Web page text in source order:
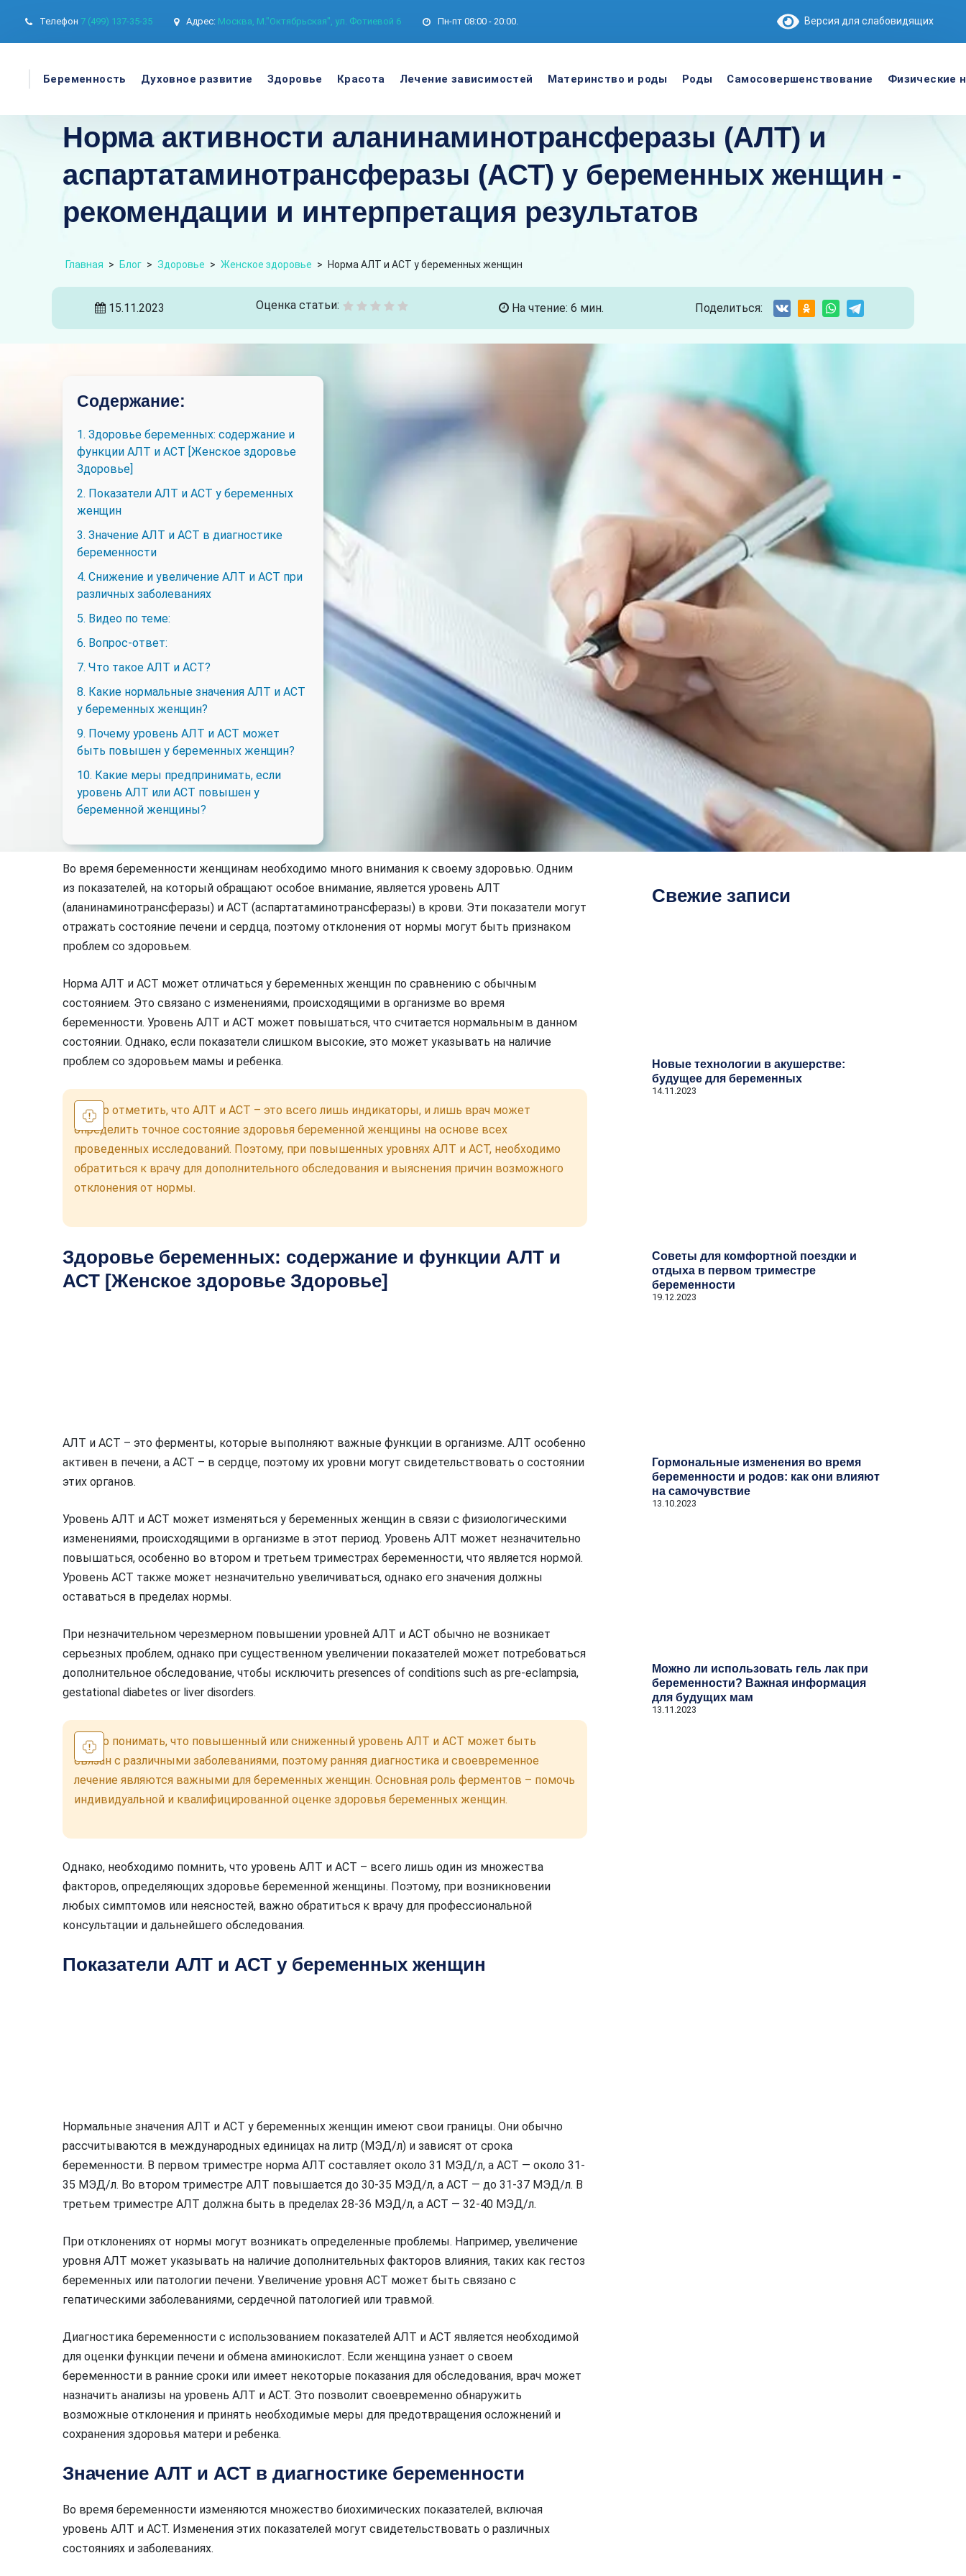
Телефон 7 (499) 137-35-35 Адрес: Москва, М."Октябрьская", ул. Фотиевой 6 Пн-пт 08:00 - 20:00. Версия для слабовидящих
Беременность Духовное развитие Здоровье Красота Лечение зависимостей Материнство и роды Роды Самосовершенствование Физические
Норма активности аланинаминотрансферазы (АЛТ) и
аспартатаминотрансферазы (АСТ) у беременных женщин -
рекомендации и интерпретация результатов
Главная > Блог > Здоровье > Женское здоровье > Норма АЛТ и АСТ у беременных женщин
15.11.2023 Оценка статьи: На чтение: 6 мин. Поделиться:
Содержание:
1. Здоровье беременных: содержание и
функции АЛТ и АСТ [Женское здоровье
Здоровье]
2. Показатели АЛТ и АСТ у беременных
женщин
3. Значение АЛТ и АСТ в диагностике
беременности
4. Снижение и увеличение АЛТ и АСТ при
различных заболеваниях
5. Видео по теме:
6. Вопрос-ответ:
7. Что такое АЛТ и АСТ?
8. Какие нормальные значения АЛТ и АСТ
у беременных женщин?
9. Почему уровень АЛТ и АСТ может
быть повышен у беременных женщин?
10. Какие меры предпринимать, если
уровень АЛТ или АСТ повышен у
беременной женщины?
Во время беременности женщинам необходимо много внимания к своему здоровью. Одним
из показателей, на который обращают особое внимание, является уровень АЛТ
(аланинаминотрансферазы) и АСТ (аспартатаминотрансферазы) в крови. Эти показатели могут
отражать состояние печени и сердца, поэтому отклонения от нормы могут быть признаком
проблем со здоровьем.
Норма АЛТ и АСТ может отличаться у беременных женщин по сравнению с обычным
состоянием. Это связано с изменениями, происходящими в организме во время
беременности. Уровень АЛТ и АСТ может повышаться, что считается нормальным в данном
состоянии. Однако, если показатели слишком высокие, это может указывать на наличие
проблем со здоровьем мамы и ребенка.
Важно отметить, что АЛТ и АСТ – это всего лишь индикаторы, и лишь врач может
определить точное состояние здоровья беременной женщины на основе всех
проведенных исследований. Поэтому, при повышенных уровнях АЛТ и АСТ, необходимо
обратиться к врачу для дополнительного обследования и выяснения причин возможного
отклонения от нормы.
Здоровье беременных: содержание и функции АЛТ и
АСТ [Женское здоровье Здоровье]
АЛТ и АСТ – это ферменты, которые выполняют важные функции в организме. АЛТ особенно
активен в печени, а АСТ – в сердце, поэтому их уровни могут свидетельствовать о состоянии
этих органов.
Уровень АЛТ и АСТ может изменяться у беременных женщин в связи с физиологическими
изменениями, происходящими в организме в этот период. Уровень АЛТ может незначительно
повышаться, особенно во втором и третьем триместрах беременности, что является нормой.
Уровень АСТ также может незначительно увеличиваться, однако его значения должны
оставаться в пределах нормы.
При незначительном черезмерном повышении уровней АЛТ и АСТ обычно не возникает
серьезных проблем, однако при существенном увеличении показателей может потребоваться
дополнительное обследование, чтобы исключить presences of conditions such as pre-eclampsia,
gestational diabetes or liver disorders.
Важно понимать, что повышенный или сниженный уровень АЛТ и АСТ может быть
связан с различными заболеваниями, поэтому ранняя диагностика и своевременное
лечение являются важными для беременных женщин. Основная роль ферментов – помочь
индивидуальной и квалифицированной оценке здоровья беременных женщин.
Однако, необходимо помнить, что уровень АЛТ и АСТ – всего лишь один из множества
факторов, определяющих здоровье беременной женщины. Поэтому, при возникновении
любых симптомов или неясностей, важно обратиться к врачу для профессиональной
консультации и дальнейшего обследования.
Показатели АЛТ и АСТ у беременных женщин
Нормальные значения АЛТ и АСТ у беременных женщин имеют свои границы. Они обычно
рассчитываются в международных единицах на литр (МЭД/л) и зависят от срока
беременности. В первом триместре норма АЛТ составляет около 31 МЭД/л, а АСТ — около 31-
35 МЭД/л. Во втором триместре АЛТ повышается до 30-35 МЭД/л, а АСТ — до 31-37 МЭД/л. В
третьем триместре АЛТ должна быть в пределах 28-36 МЭД/л, а АСТ — 32-40 МЭД/л.
При отклонениях от нормы могут возникать определенные проблемы. Например, увеличение
уровня АЛТ может указывать на наличие дополнительных факторов влияния, таких как гестоз
беременных или патологии печени. Увеличение уровня АСТ может быть связано с
гепатическими заболеваниями, сердечной патологией или травмой.
Диагностика беременности с использованием показателей АЛТ и АСТ является необходимой
для оценки функции печени и обмена аминокислот. Если женщина узнает о своем
беременности в ранние сроки или имеет некоторые показания для обследования, врач может
назначить анализы на уровень АЛТ и АСТ. Это позволит своевременно обнаружить
возможные отклонения и принять необходимые меры для предотвращения осложнений и
сохранения здоровья матери и ребенка.
Значение АЛТ и АСТ в диагностике беременности
Во время беременности изменяются множество биохимических показателей, включая
уровень АЛТ и АСТ. Изменения этих показателей могут свидетельствовать о различных
состояниях и заболеваниях.
Свежие записи
Новые технологии в акушерстве:
будущее для беременных
14.11.2023
Советы для комфортной поездки и
отдыха в первом триместре
беременности
19.12.2023
Гормональные изменения во время
беременности и родов: как они влияют
на самочувствие
13.10.2023
Можно ли использовать гель лак при
беременности? Важная информация
для будущих мам
13.11.2023